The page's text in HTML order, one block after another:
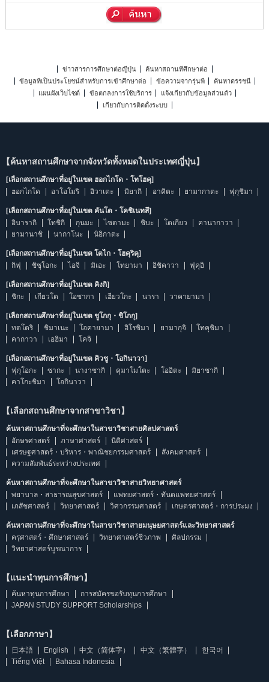
ข่าวสารการศึกษาต่อญี่ปุ่น
ค้นหาสถานที่ศึกษาต่อ
ข้อมูลที่เป็นประโยชน์สำหรับการเข้าศึกษาต่อ
ข้อความจากรุ่นพี่
ค้นหาดรรชนี
แผนผังเว็บไซต์
ข้อตกลงการใช้บริการ
แจ้งเกี่ยวกับข้อมูลส่วนตัว
เกี่ยวกับการติดตั้งระบบ
【ค้นหาสถานศึกษาจากจังหวัดทั้งหมดในประเทศญี่ปุ่น】
[เลือกสถานศึกษาที่อยู่ในเขต ฮอกไกโด・โทโฮคุ]
ฮอกไกโด
อาโอโมริ อิวาเตะ มิยากิ อาคิตะ ยามากาตะ ฟุกุชิมา
[เลือกสถานศึกษาที่อยู่ในเขต คันโต・โคชิเนทสึ]
อิบารากิ
โทชิกิ กุนมะ ไซตามะ ชิบะ โตเกียว
คานากาวา
ยามานาชิ
นากาโนะ นิอิกาตะ
[เลือกสถานศึกษาที่อยู่ในเขต โตไก・โฮคุริคุ]
กิฟุ
ชิซุโอกะ ไอจิ มิเอะ โทยามา อิชิคาวา ฟุคุอิ
[เลือกสถานศึกษาที่อยู่ในเขต คิงกิ]
ชิกะ
เกียวโต โอซากา เฮียวโกะ นารา วาคายามา
[เลือกสถานศึกษาที่อยู่ในเขต ชูโกกุ・ชิโกกุ]
ทตโตริ
ชิมาเนะ โอคายามา ฮิโรชิมา ยามากุจิ
โทคุชิมา
คากาวา
เอฮิมา โคจิ
[เลือกสถานศึกษาที่อยู่ในเขต คิวชู・โอกินาวา]
ฟุกุโอกะ
ซากะ นางาซากิ คุมาโมโตะ โออิตะ
มิยาซากิ
คาโกะชิมา
โอกินาวา
【เลือกสถานศึกษาจากสาขาวิชา】
ค้นหาสถานศึกษาที่จะศึกษาในสาขาวิชาสายศิลปศาสตร์
อักษรศาสตร์
ภาษาศาสตร์
นิติศาสตร์
เศรษฐศาสตร์・บริหาร・พาณิชยกรรมศาสตร์
สังคมศาสตร์
ความสัมพันธ์ระหว่างประเทศ
ค้นหาสถานศึกษาที่จะศึกษาในสาขาวิชาสายวิทยาศาสตร์
พยาบาล・สาธารณสุขศาสตร์
แพทยศาสตร์・ทันตแพทยศาสตร์
เภสัชศาสตร์
วิทยาศาสตร์ วิศวกรรมศาสตร์ เกษตรศาสตร์・การประมง
ค้นหาสถานศึกษาที่จะศึกษาในสาขาวิชาสายมนุษยศาสตร์และวิทยาศาสตร์
ครุศาสตร์・ศึกษาศาสตร์
วิทยาศาสตร์ชีวภาพ
ศิลปกรรม
วิทยาศาสตร์บูรณาการ
【แนะนำทุนการศึกษา】
ค้นหาทุนการศึกษา
การสมัครขอรับทุนการศึกษา
JAPAN STUDY SUPPORT Scholarships
【เลือกภาษา】
日本語 English 中文（简体字） 中文（繁體字）
한국어
Tiếng Việt
Bahasa Indonesia